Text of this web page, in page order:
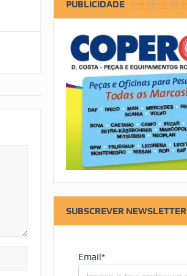
PUBLICIDADE
SUBSCREVER NEWSLETTER
Email*